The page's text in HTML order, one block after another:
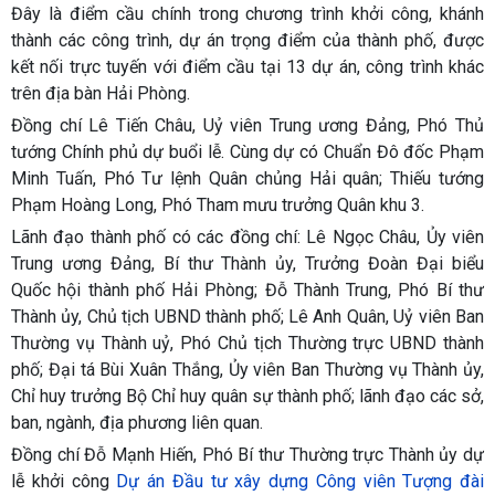
Đây là điểm cầu chính trong chương trình khởi công, khánh
thành các công trình, dự án trọng điểm của thành phố, được
kết nối trực tuyến với điểm cầu tại 13 dự án, công trình khác
trên địa bàn Hải Phòng.
Đồng chí Lê Tiến Châu, Uỷ viên Trung ương Đảng, Phó Thủ
tướng Chính phủ dự buổi lễ. Cùng dự có Chuẩn Đô đốc Phạm
Minh Tuấn, Phó Tư lệnh Quân chủng Hải quân; Thiếu tướng
Phạm Hoàng Long, Phó Tham mưu trưởng Quân khu 3.
Lãnh đạo thành phố có các đồng chí: Lê Ngọc Châu, Ủy viên
Trung ương Đảng, Bí thư Thành ủy, Trưởng Đoàn Đại biểu
Quốc hội thành phố Hải Phòng; Đỗ Thành Trung, Phó Bí thư
Thành ủy, Chủ tịch UBND thành phố; Lê Anh Quân, Uỷ viên Ban
Thường vụ Thành uỷ, Phó Chủ tịch Thường trực UBND thành
phố; Đại tá Bùi Xuân Thắng, Ủy viên Ban Thường vụ Thành ủy,
Chỉ huy trưởng Bộ Chỉ huy quân sự thành phố; lãnh đạo các sở,
ban, ngành, địa phương liên quan.
Đồng chí Đỗ Mạnh Hiến, Phó Bí thư Thường trực Thành ủy dự
lễ khởi công Dự án Đầu tư xây dựng Công viên Tượng đài